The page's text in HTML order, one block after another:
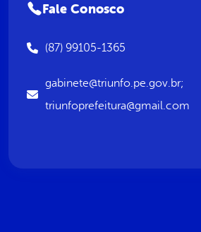
Fale Conosco
(87) 99105-1365
gabinete@triunfo.pe.gov.br;
triunfoprefeitura@gmail.com